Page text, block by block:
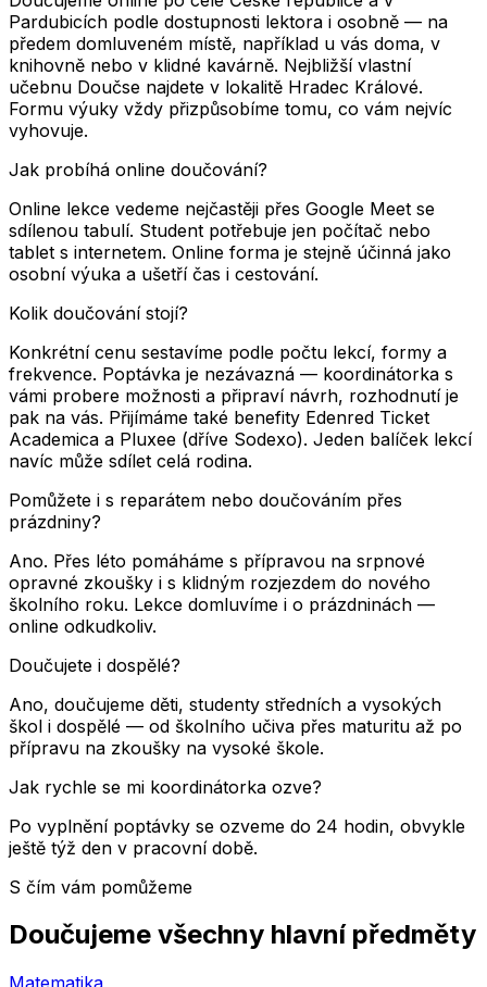
Pardubicích podle dostupnosti lektora i osobně — na
předem domluveném místě, například u vás doma, v
knihovně nebo v klidné kavárně. Nejbližší vlastní
učebnu Doučse najdete v lokalitě Hradec Králové.
Formu výuky vždy přizpůsobíme tomu, co vám nejvíc
vyhovuje.
Jak probíhá online doučování?
Online lekce vedeme nejčastěji přes Google Meet se
sdílenou tabulí. Student potřebuje jen počítač nebo
tablet s internetem. Online forma je stejně účinná jako
osobní výuka a ušetří čas i cestování.
Kolik doučování stojí?
Konkrétní cenu sestavíme podle počtu lekcí, formy a
frekvence. Poptávka je nezávazná — koordinátorka s
vámi probere možnosti a připraví návrh, rozhodnutí je
pak na vás. Přijímáme také benefity Edenred Ticket
Academica a Pluxee (dříve Sodexo). Jeden balíček lekcí
navíc může sdílet celá rodina.
Pomůžete i s reparátem nebo doučováním přes
prázdniny?
Ano. Přes léto pomáháme s přípravou na srpnové
opravné zkoušky i s klidným rozjezdem do nového
školního roku. Lekce domluvíme i o prázdninách —
online odkudkoliv.
Doučujete i dospělé?
Ano, doučujeme děti, studenty středních a vysokých
škol i dospělé — od školního učiva přes maturitu až po
přípravu na zkoušky na vysoké škole.
Jak rychle se mi koordinátorka ozve?
Po vyplnění poptávky se ozveme do 24 hodin, obvykle
ještě týž den v pracovní době.
S čím vám pomůžeme
Doučujeme všechny hlavní předměty